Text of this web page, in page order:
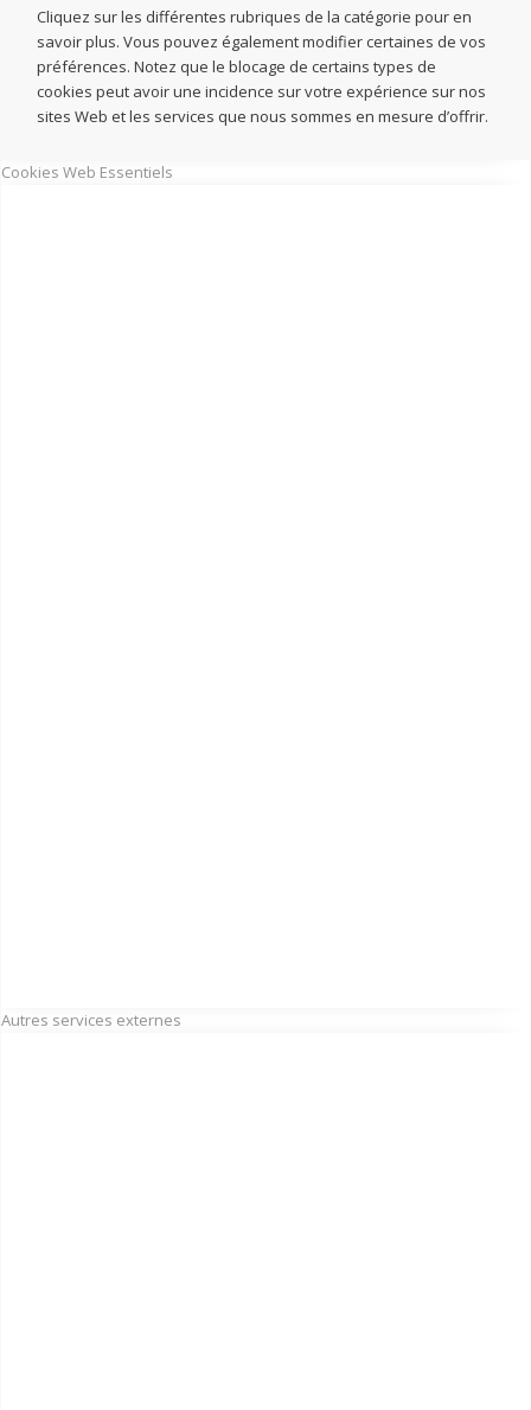
Cliquez sur les différentes rubriques de la catégorie pour en
savoir plus. Vous pouvez également modifier certaines de vos
préférences. Notez que le blocage de certains types de
cookies peut avoir une incidence sur votre expérience sur nos
sites Web et les services que nous sommes en mesure d’offrir.
Cookies Web Essentiels
Autres services externes